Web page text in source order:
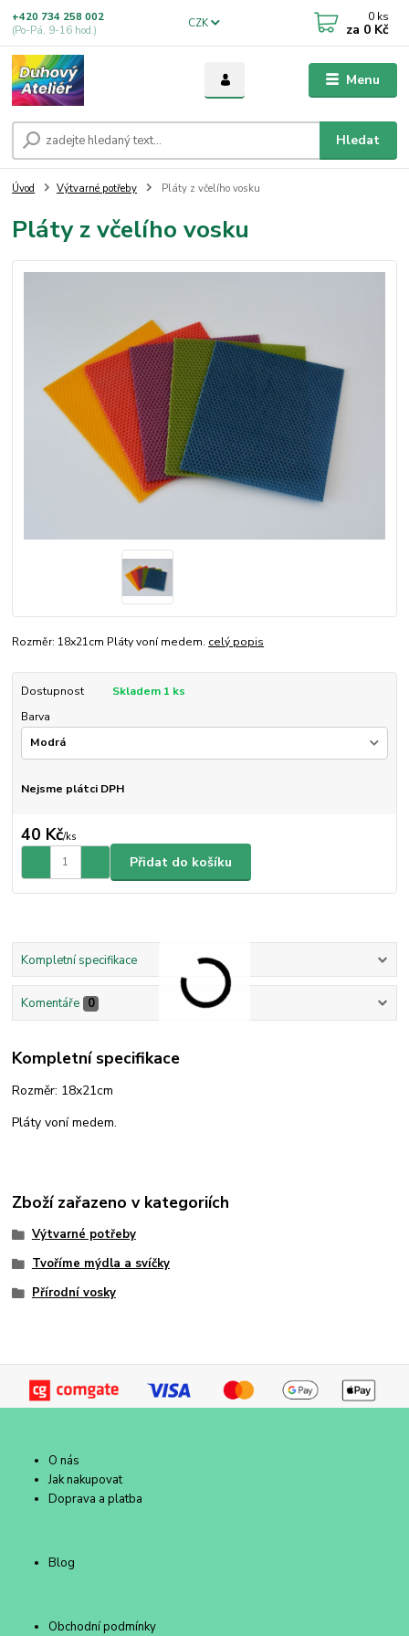
Menu
CZK
Hledat
+420 734 258 002
(Po-Pá, 9-16 hod.)
0 ks
za 0 Kč
Úvod Výtvarné potřeby Pláty z včelího vosku
Pláty z včelího vosku
Rozměr: 18x21cm Pláty voní medem. celý popis
Dostupnost
Skladem 1 ks
Barva
Nejsme plátci DPH
40 Kč/ks
Přidat do košíku
Kompletní specifikace
Komentáře 0
Kompletní specifikace
Rozměr: 18x21cm
Pláty voní medem.
Zboží zařazeno v kategoriích
Výtvarné potřeby
Tvoříme mýdla a svíčky
Přírodní vosky
O nás
Jak nakupovat
Doprava a platba
Blog
Obchodní podmínky